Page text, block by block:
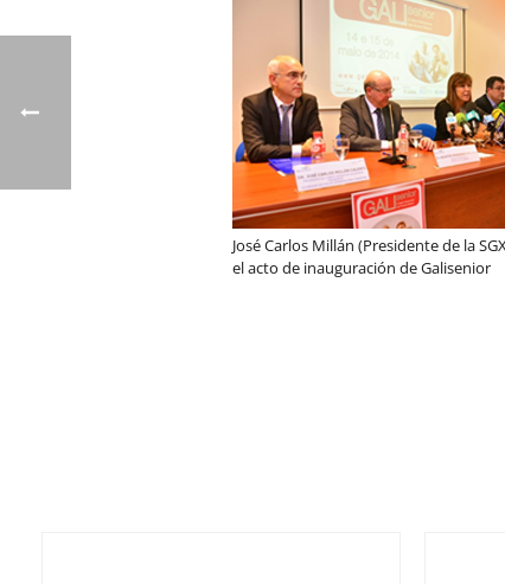
José Carlos Millán (Presidente de la
el acto de inauguración de Galisenior